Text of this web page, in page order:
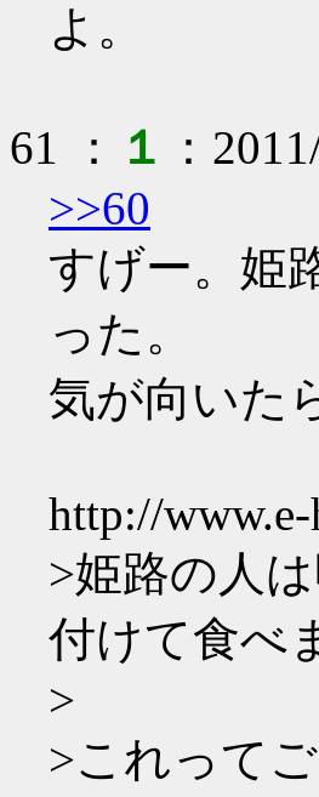
よ。
61 ： １ ：
>>60
すげー。姫
った。
気が向いた
http://
>姫路の人
付けて食べ
>
>これって